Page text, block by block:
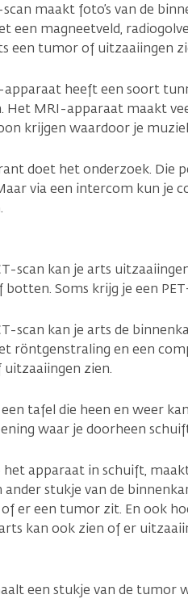
maakt foto’s van de
een magneetveld,
een tumor of uitzaaiingen
heeft een soort
Het MRI-apparaat maakt
krijgen waardoor je
doet het onderzoek. Die
via een intercom kun je
scan kan je arts
botten. Soms krijg je een
scan kan je arts de
röntgenstraling en een
zien.
een tafel die heen en weer
waar je doorheen
het apparaat in schuift,
ander stukje van de
er een tumor zit. En ook
kan ook zien of er
een stukje van de tumor